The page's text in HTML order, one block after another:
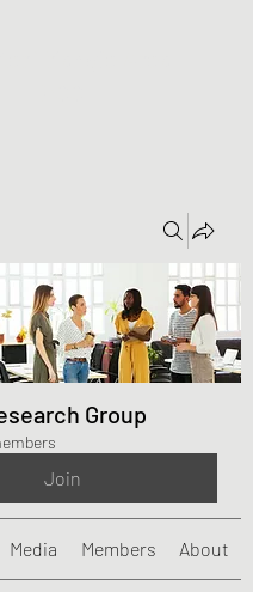
Group
Join
Media Members About